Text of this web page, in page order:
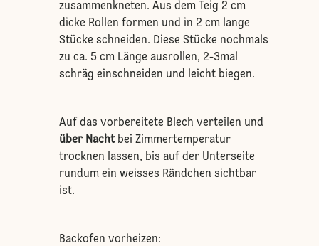
zusammenkneten. Aus dem Teig 2 cm
dicke Rollen formen und in 2 cm lange
Stücke schneiden. Diese Stücke nochmals
zu ca. 5 cm Länge ausrollen, 2-3mal
schräg einschneiden und leicht biegen.
Auf das vorbereitete Blech verteilen und
über Nachtbei Zimmertemperatur
trocknen lassen, bis auf der Unterseite
rundum ein weisses Rändchen sichtbar
ist.
Backofen vorheizen: